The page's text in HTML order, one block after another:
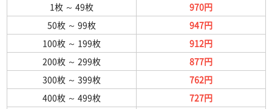
1枚 ～ 49枚
970円
50枚 ～ 99枚
947円
100枚 ～ 199枚
912円
200枚 ～ 299枚
877円
300枚 ～ 399枚
762円
400枚 ～ 499枚
727円